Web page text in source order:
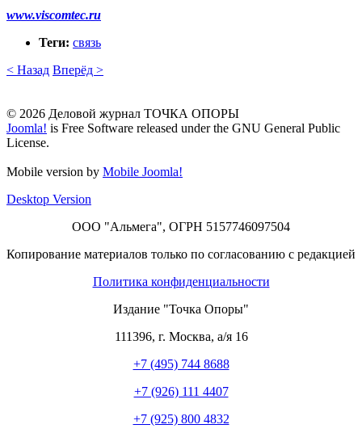
www.viscomtec.ru
Теги: связь
< Назад Вперёд >
© 2026 Деловой журнал ТОЧКА ОПОРЫ
Joomla! is Free Software released under the GNU General Public
License.
Mobile version by Mobile Joomla!
Desktop Version
ООО "Альмега", ОГРН 5157746097504
Копирование материалов только по согласованию с редакцией
Политика конфиденциальности
Издание "Точка Опоры"
111396, г. Москва, а/я 16
+7 (495) 744 8688
+7 (926) 111 4407
+7 (925) 800 4832